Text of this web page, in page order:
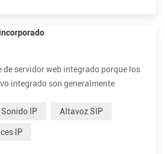
de servidor web integrado porque los
integrado son generalmente
tiempo , no utiliza los servidores
apache , algunos servidores web
Sonido IP Altavoz SIP
IP